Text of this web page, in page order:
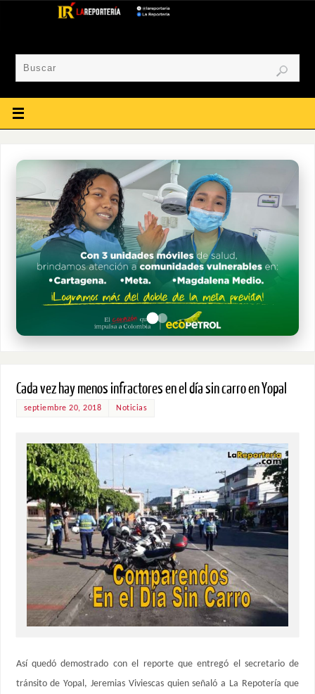
Cada vez hay menos infractores en el día sin carro en Yopal
septiembre 20, 2018 Noticias
Así quedó demostrado con el reporte que entregó el secretario de
tránsito de Yopal, Jeremias Viviescas quien señaló a La Repotería que